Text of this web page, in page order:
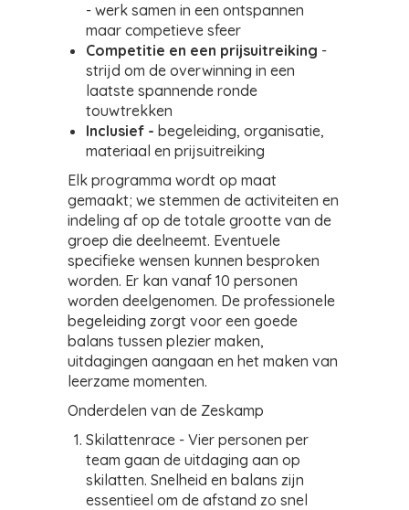
- werk samen in een ontspannen
maar competieve sfeer
Competitie en een prijsuitreiking -
strijd om de overwinning in een
laatste spannende ronde
touwtrekken
Inclusief - begeleiding, organisatie,
materiaal en prijsuitreiking
Elk programma wordt op maat
gemaakt; we stemmen de activiteiten en
indeling af op de totale grootte van de
groep die deelneemt. Eventuele
specifieke wensen kunnen besproken
worden. Er kan vanaf 10 personen
worden deelgenomen. De professionele
begeleiding zorgt voor een goede
balans tussen plezier maken,
uitdagingen aangaan en het maken van
leerzame momenten.
Onderdelen van de Zeskamp
Skilattenrace - Vier personen per
team gaan de uitdaging aan op
skilatten. Snelheid en balans zijn
essentieel om de afstand zo snel